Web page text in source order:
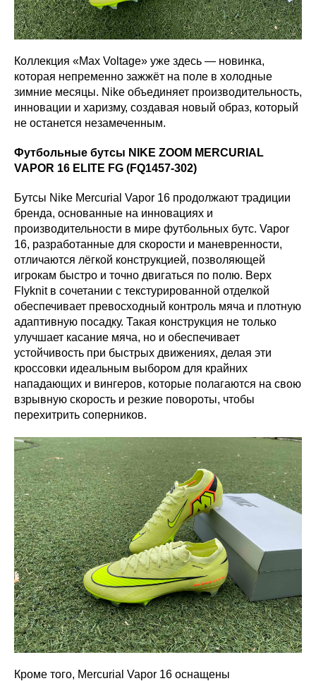
Коллекция «Max Voltage» уже здесь — новинка,
которая непременно зажжёт на поле в холодные
зимние месяцы. Nike объединяет производительность,
инновации и харизму, создавая новый образ, который
не останется незамеченным.
Футбольные бутсы NIKE ZOOM MERCURIAL
VAPOR 16 ELITE FG (FQ1457-302)
Бутсы Nike Mercurial Vapor 16 продолжают традиции
бренда, основанные на инновациях и
производительности в мире футбольных бутс. Vapor
16, разработанные для скорости и маневренности,
отличаются лёгкой конструкцией, позволяющей
игрокам быстро и точно двигаться по полю. Верх
Flyknit в сочетании с текстурированной отделкой
обеспечивает превосходный контроль мяча и плотную
адаптивную посадку. Такая конструкция не только
улучшает касание мяча, но и обеспечивает
устойчивость при быстрых движениях, делая эти
кроссовки идеальным выбором для крайних
нападающих и вингеров, которые полагаются на свою
взрывную скорость и резкие повороты, чтобы
перехитрить соперников.
Кроме того, Mercurial Vapor 16 оснащены